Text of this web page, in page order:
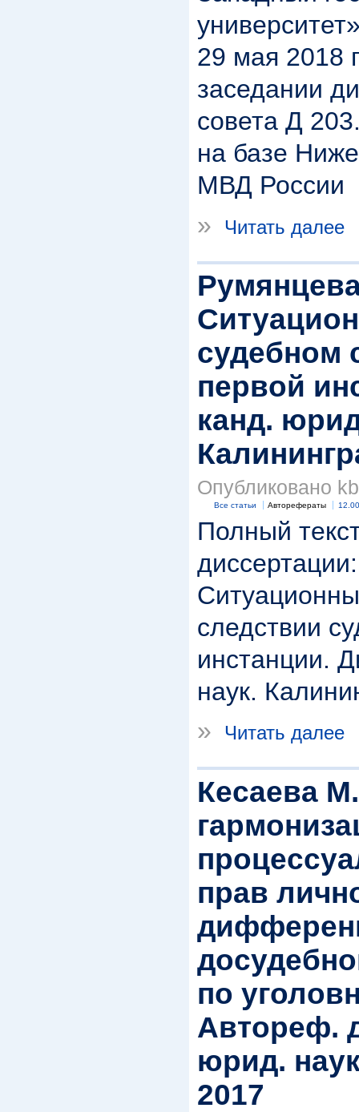
29 мая 2018
заседании
совета Д
на базе
МВД России
»
Читать далее
судебном
первой
канд.
Опубликовано
Все статьи Авторефераты
Полный
следствии
инстанции.
наук.
»
Читать далее
Кесаева
прав
по
Автореф.
юрид.
2017